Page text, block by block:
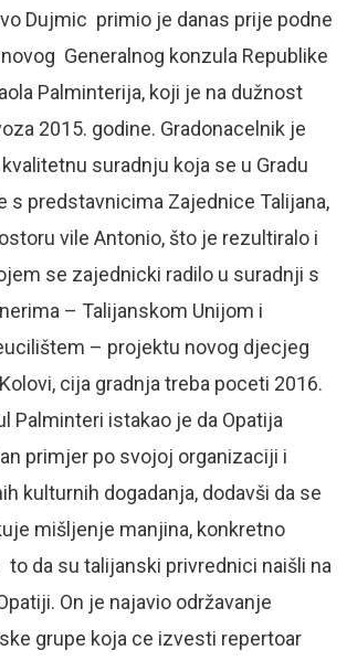
Dujmic primio je danas prije podne
Generalnog konzula Republike
Palminterija, koji je na dužnost
2015. godine. Gradonacelnik je
suradnju koja se u Gradu
s predstavnicima Zajednice Talijana,
vile Antonio, što je rezultiralo i
se zajednicki radilo u suradnji s
– Talijanskom Unijom i
– projektu novog djecjeg
cija gradnja treba poceti 2016.
Palminteri istakao je da Opatija
primjer po svojoj organizaciji i
kulturnih dogadanja, dodavši da se
mišljenje manjina, konkretno
to da su talijanski privrednici naišli na
On je najavio održavanje
grupe koja ce izvesti repertoar